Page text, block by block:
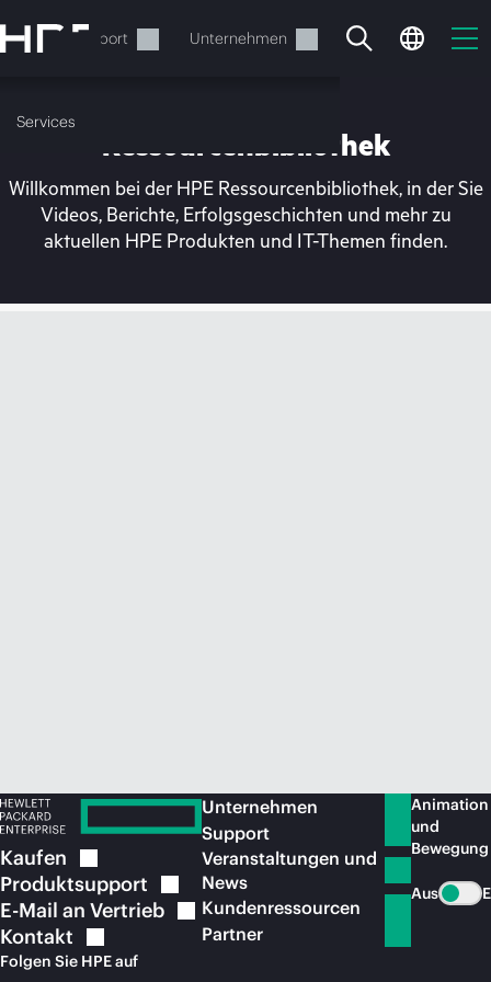
Hauptinhalt
wechseln
Support Unternehmen
Services
Ihr Warenkorb ist aktuell
Ressourcenbibliothek
Willkommen bei der HPE Ressourcenbibliothek, in der Sie
Videos, Berichte, Erfolgsgeschichten und mehr zu
aktuellen HPE Produkten und IT-Themen finden.
Kaufen
Produktsupport
E-Mail an Vertrieb
Kontakt
Folgen Sie HPE auf
Unternehmen
Support
Veranstaltungen und
News
Kundenressourcen
Partner
Animation
und
Bewegung
Aus